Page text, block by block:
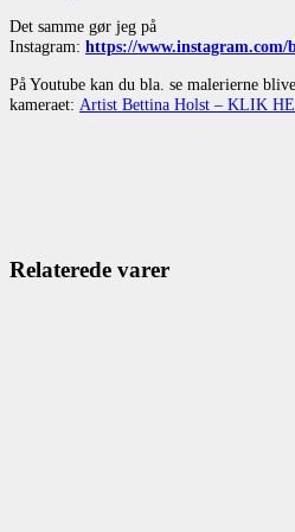
Det samme gør jeg på
Instagram: https://www.instagram.com/
På Youtube kan du bla. se malerierne
kameraet: Artist Bettina Holst – KLIK
Relaterede varer